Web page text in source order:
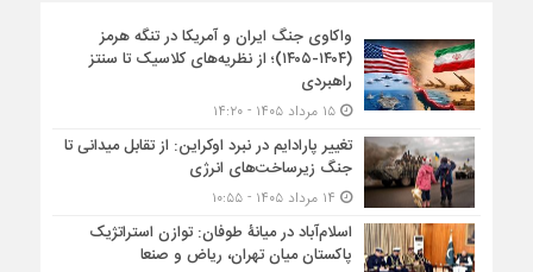
واکاوی جنگ ایران و آمریکا در تنگه هرمز
(۱۴۰۴-۱۴۰۵)؛ از نظریه‌های کلاسیک تا سنتز
راهبردی
۱۵ مرداد ۱۴۰۵ - ۱۴:۲۰
تغییر پارادایم در نبرد اوکراین: از تقابل میدانی تا
جنگ زیرساخت‌های انرژی
اسلام‌آباد در میانۀ طوفان: توازن استراتژیک
پاکستان میان تهران، ریاض و صنعا